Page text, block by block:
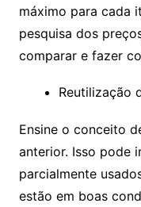
máximo para cada
pesquisa dos
comparar e fazer
Reutilização
Ensine o conceito
anterior. Isso pode
parcialmente
estão em boas